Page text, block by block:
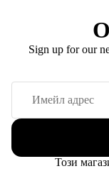
Sign up for our
Този